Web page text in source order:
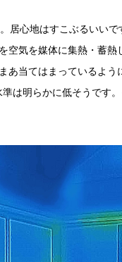
居心地はすこぶるいい
空気を媒体に集熱・蓄熱
あ当てはまっているよ
準は明らかに低そうです